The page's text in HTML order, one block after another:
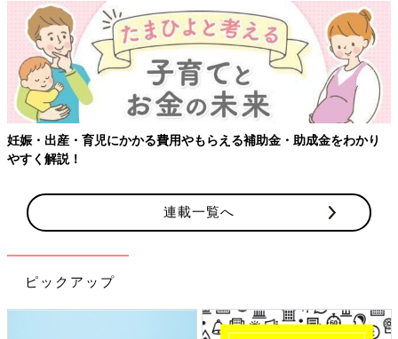
妊娠・出産・育児にかかる費用やもらえる補助金・助成金をわかり
やすく解説！
連載一覧へ
ピックアップ